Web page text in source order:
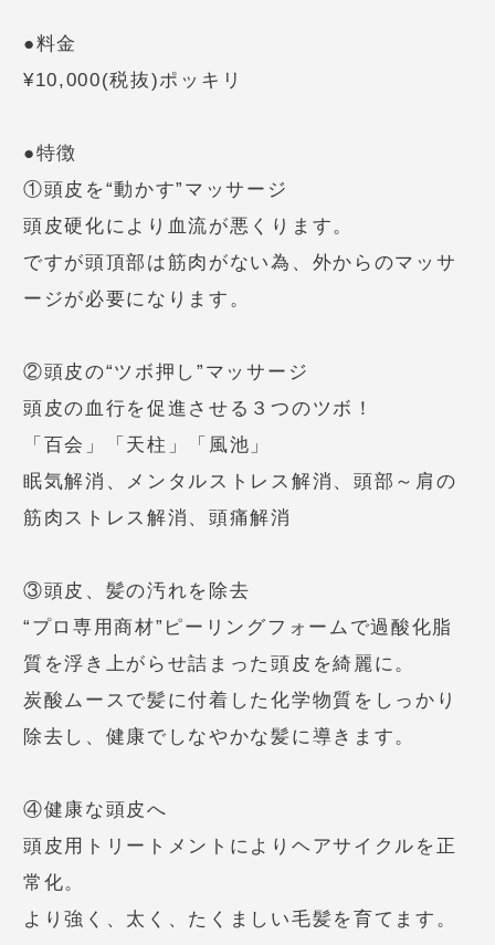
●料金
¥10,000(税抜)ポッキリ
●特徴
①頭皮を“動かす”マッサージ
頭皮硬化により血流が悪くります。
ですが頭頂部は筋肉がない為、外からのマッサ
ージが必要になります。
②頭皮の“ツボ押し”マッサージ
頭皮の血行を促進させる３つのツボ！
「百会」「天柱」「風池」
眠気解消、メンタルストレス解消、頭部～肩の
筋肉ストレス解消、頭痛解消
③頭皮、髪の汚れを除去
“プロ専用商材”ピーリングフォームで過酸化脂
質を浮き上がらせ詰まった頭皮を綺麗に。
炭酸ムースで髪に付着した化学物質をしっかり
除去し、健康でしなやかな髪に導きます。
④健康な頭皮へ
頭皮用トリートメントによりヘアサイクルを正
常化。
より強く、太く、たくましい毛髪を育てます。